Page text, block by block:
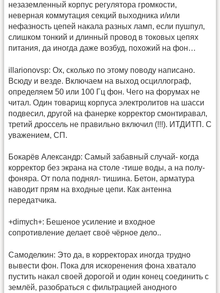
незаземленный корпус регулятора громкости,
неверная коммутация секций выходника и/или
нефазность цепей накала разных ламп, если пушпул,
слишком тонкий и длинный провод в токовых цепях
питания, да иногда даже возбуд, похожий на фон…
illarionovsp: Ох, сколько по этому поводу написано.
Всюду и везде. Включаем на выход осциллограф,
определяем 50 или 100 Гц фон. Чего на форумах не
читал. Один товарищ корпуса электролитов на шасси
подвесил, другой на фанерке корректор смонтиравал,
третий дроссель не правильно включил (!!!). ИТДИТП. С
уважением, СП.
Бокарёв Александр: Самый забавный случай- когда
корректор без экрана на столе -тише воды, а на полу-
фоняра. От пола поднял- тишина. Бетон, арматура
наводит прям на входные цепи. Как антенна
передатчика.
+dimych+: Бешеное усиление и входное
сопротивление делает своё чёрное дело..
Самоделкин: Это да, в корректорах иногда трудно
вывести фон. Пока для искоренения фона хватало
пустить накал своей дорогой и один конец соединить с
землёй, разобраться с фильтрацией анодного